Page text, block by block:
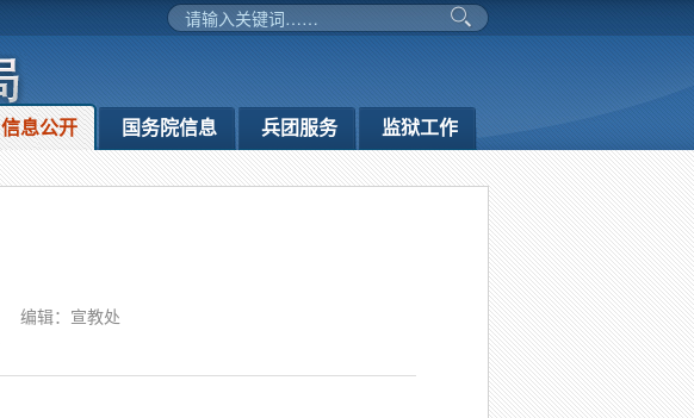
信息公开 国务院信息 兵团服务 监狱工作
编辑：宣教处